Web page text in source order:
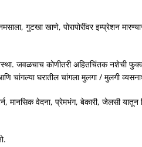
गुटखा खाणे, पोरापोरींवर इम्प्रेशन
जवळचाच कोणीतरी अहितचिंतक नशेची
चांगल्या घरातील चांगला मुलगा / मुलगी
मानसिक वेदना, प्रेमभंग, बेकारी, जेलसी